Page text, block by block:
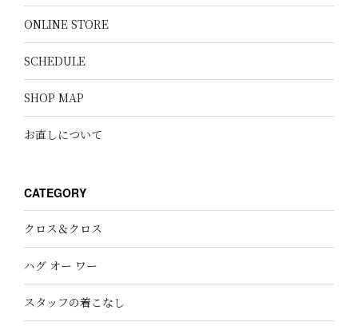
ONLINE STORE
SCHEDULE
SHOP MAP
お直しについて
CATEGORY
クロス＆クロス
ハグ オー ワー
スタッフの着こなし